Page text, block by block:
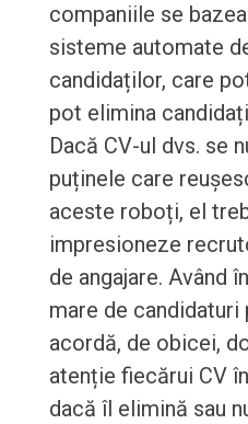
companiile se
sisteme automate
candidaților, care
pot elimina
Dacă CV-ul dvs. se
puținele care
aceste roboți, el
impresioneze
de angajare. Având
mare de
acordă, de obicei,
atenție fiecărui CV
dacă îl elimină sau